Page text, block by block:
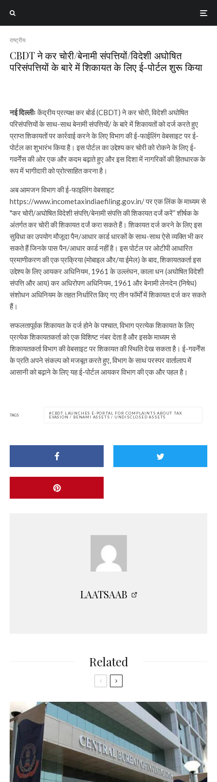
राष्ट्रीय
CBDT ने कर चोरी/बेनामी संपत्तियों/विदेशी अघोषित
परिसंपत्तियों के बारे में शिकायत के लिए ई-पोर्टल शुरू किया
नई दिल्लीःकेंद्रीय प्रत्यक्ष कर बोर्ड (CBDT) ने कर चोरी, विदेशी अघोषित
परिसंपत्तियों के साथ-साथ बेनामी संपत्तियों/ के बारे में शिकायतों को दर्ज करते हुए
प्राप्त शिकायतों पर कार्रवाई करने के लिए विभाग की ई-फाईलिंग वेबसाइट पर ई-
पोर्टल का शुभारंभ किया है। इस पोर्टल का उद्देश्य कर चोरी को रोकने के लिए ई-
गवर्नेंस की ओर एक और कदम बढ़ाते हुए और इस दिशा में नागरिकों की हितधारक के
रूप में भागीदारी को प्रोत्साहित करना है।
अब आमजन विभाग की ई-फाइलिंग वेबसाइट
https://www.incometaxindiaefiling.gov.in/ पर एक लिंक के माध्यम से
"कर चोरी/अघोषित विदेशी संपत्ति/बेनामी संपत्ति की शिकायत दर्जं करें” शीर्षक के
अंतर्गत कर चोरी की शिकायत दर्जं करा सकते हैं। शिकायत दर्ज करने के लिए इस
सुविधा का उपयोग मौजूदा पैन/आधार कार्ड धारकों के साथ-साथ ऐसे व्यक्ति भी कर
सकते हैं जिनके पास पैन/आधार कार्ड नहीं है। इस पोर्टल पर ओटीपी आधारित
प्रमाणीकरण की एक प्रक्रिया (मोबाइल और/या ईमेल) के बाद, शिकायतकर्ता इस
उद्देश्य के लिए आयकर अधिनियम, 1961 के उल्लंघन, काला धन (अघोषित विदेशी
संपत्ति और आय) कर अधिरोपण अधिनियम, 1961 और बेनामी लेनदेन (निषेध)
संशोधन अधिनियम के तहत निर्धारित किए गए तीन फॉर्मों में शिकायत दर्ज कर सकते
हैं।
सफलतापूर्वक शिकायत के दर्ज होने के पश्चात, विभाग प्रत्येक शिकायत के लिए
प्रत्येक शिकायतकर्ता को एक विशिष्ट नंबर देता है और इसके माध्यम से
शिकायतकर्ता विभाग की वेबसाइट पर शिकायत की स्थिति देख सकता है। ई-गवर्नेंस
के प्रति अपने संकल्प को मजबूत करते हुए, विभाग के साथ परस्पर वार्तालाप में
आसानी को बढ़ाने के लिए यह ई-पोर्टल आयकर विभाग की एक और पहल है।
TAGS
CBDT LAUNCHES E-PORTAL FOR COMPLAINTS ABOUT TAX
EVASION / BENAMI ASSETS / UNDISCLOSED ASSETS
LAATSAAB
Related